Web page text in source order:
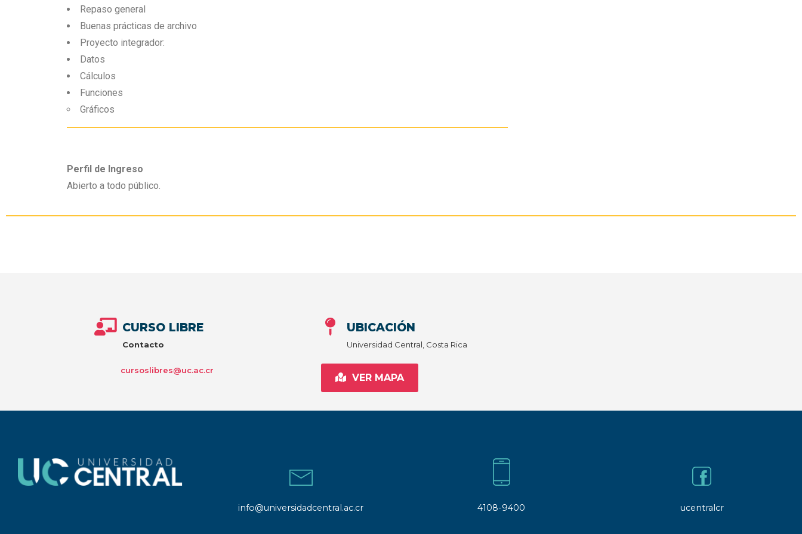
Repaso general
Buenas prácticas de archivo
Proyecto integrador:
Datos
Cálculos
Funciones
Gráficos
Perfil de Ingreso
Abierto a todo público.
CURSO LIBRE
Contacto
cursoslibres@uc.ac.cr
UBICACIÓN
Universidad Central, Costa Rica
VER MAPA
info@universidadcentral.ac.cr 4108-9400 ucentralcr